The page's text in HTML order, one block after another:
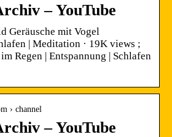
– YouTube
Geräusche mit Vogel
| Meditation · 19K views ;
Regen | Entspannung | Schlafen
› channel
– YouTube